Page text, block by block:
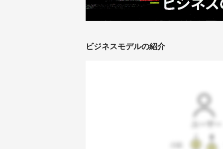
ビジネスモデルの紹介